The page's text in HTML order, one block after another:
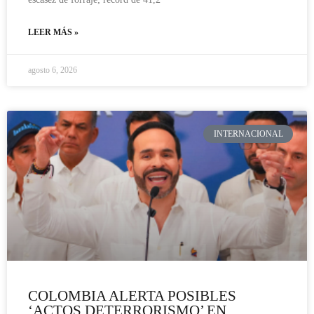
LEER MÁS »
agosto 6, 2026
INTERNACIONAL
COLOMBIA ALERTA POSIBLES
‘ACTOS DETERRORISMO’ EN